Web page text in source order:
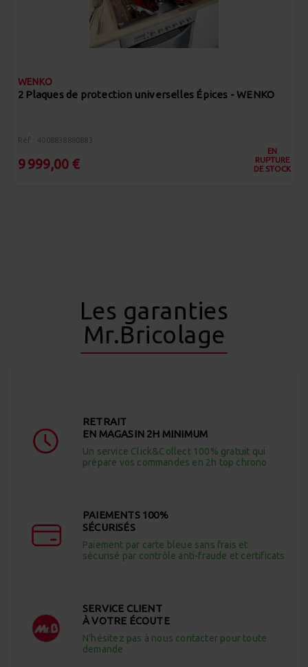
WENKO
2 Plaques de protection universelles Épices - WENKO
Réf : 4008838880883
9 999,00 €
EN
RUPTURE
DE STOCK
Les garanties
Mr.Bricolage
RETRAIT
EN MAGASIN 2H MINIMUM
Un service Click&Collect 100% gratuit qui
prépare vos commandes en 2h top chrono
PAIEMENTS 100%
SÉCURISÉS
Paiement par carte bleue sans frais et
sécurisé par contrôle anti-fraude et certificats
SERVICE CLIENT
À VOTRE ÉCOUTE
N’hésitez pas à nous contacter pour toute
demande